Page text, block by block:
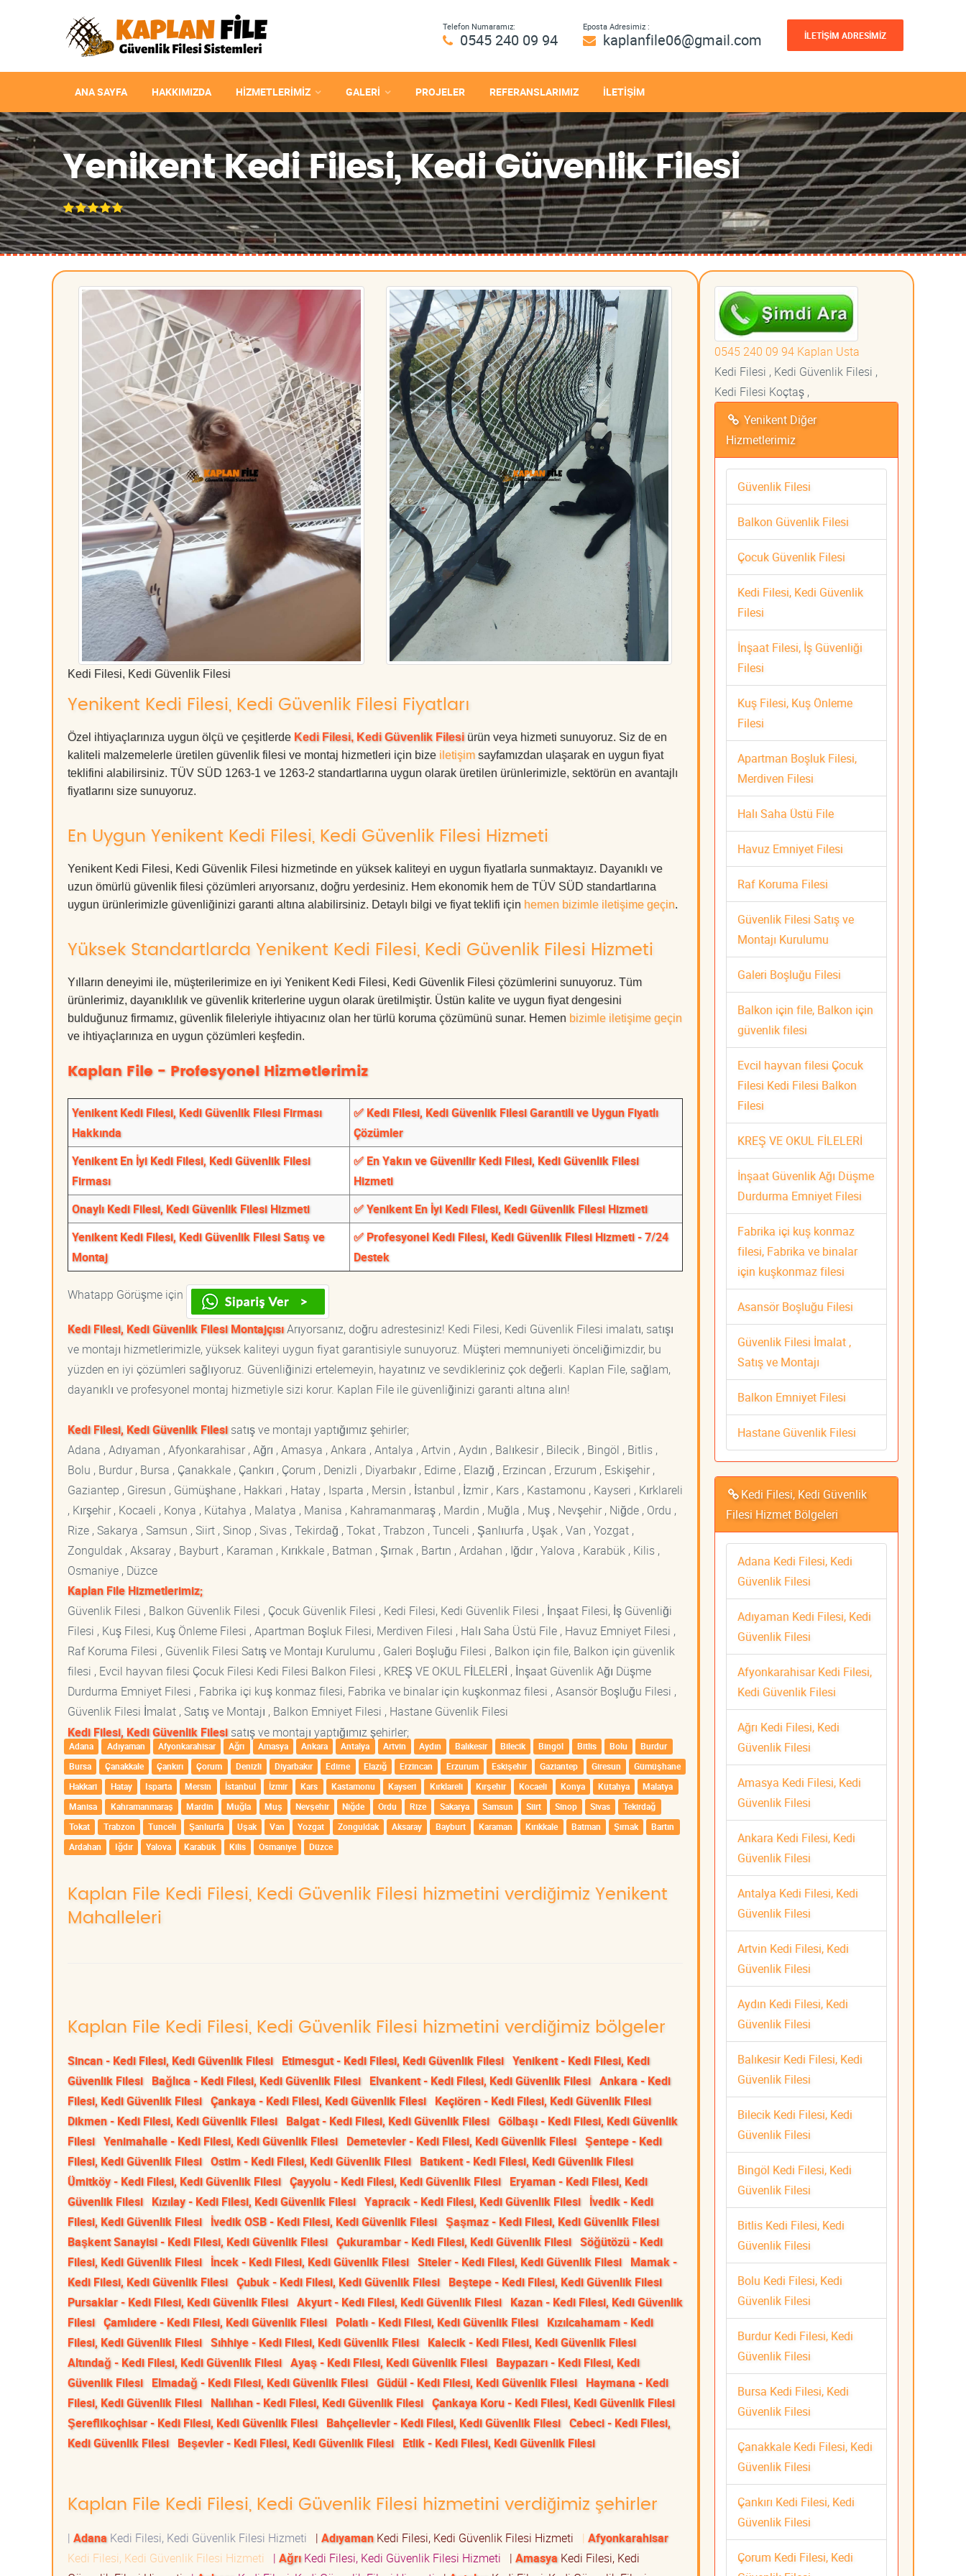
Telefon Numaramız:
0545 240 09 94
Eposta Adresimiz :
kaplanfile06@gmail.com İLETİŞİM ADRESİMİZ
ANA SAYFA HAKKIMIZDA HIZMETLERIMIZ GALERİ PROJELER REFERANSLARIMIZ İLETİŞİM
Yenikent Kedi Filesi, Kedi Güvenlik Filesi
Kedi Filesi, Kedi Güvenlik Filesi
Yenikent Kedi Filesi, Kedi Güvenlik Filesi Fiyatları
Özel ihtiyaçlarınıza uygun ölçü ve çeşitlerde Kedi Filesi, Kedi Güvenlik Filesi ürün veya hizmeti sunuyoruz. Siz de en
kaliteli malzemelerle üretilen güvenlik filesi ve montaj hizmetleri için bize iletişim sayfamızdan ulaşarak en uygun fiyat
teklifini alabilirsiniz. TÜV SÜD 1263-1 ve 1263-2 standartlarına uygun olarak üretilen ürünlerimizle, sektörün en avantajlı
fiyatlarını size sunuyoruz.
En Uygun Yenikent Kedi Filesi, Kedi Güvenlik Filesi Hizmeti
Yenikent Kedi Filesi, Kedi Güvenlik Filesi hizmetinde en yüksek kaliteyi en uygun fiyatlarla sunmaktayız. Dayanıklı ve
uzun ömürlü güvenlik filesi çözümleri arıyorsanız, doğru yerdesiniz. Hem ekonomik hem de TÜV SÜD standartlarına
uygun ürünlerimizle güvenliğinizi garanti altına alabilirsiniz. Detaylı bilgi ve fiyat teklifi için hemen bizimle iletişime geçin.
Yüksek Standartlarda Yenikent Kedi Filesi, Kedi Güvenlik Filesi Hizmeti
Yılların deneyimi ile, müşterilerimize en iyi Yenikent Kedi Filesi, Kedi Güvenlik Filesi çözümlerini sunuyoruz. Tüm
ürünlerimiz, dayanıklılık ve güvenlik kriterlerine uygun olarak üretilmiştir. Üstün kalite ve uygun fiyat dengesini
bulduğunuz firmamız, güvenlik fileleriyle ihtiyacınız olan her türlü koruma çözümünü sunar. Hemen bizimle iletişime geçin
ve ihtiyaçlarınıza en uygun çözümleri keşfedin.
Kaplan File - Profesyonel Hizmetlerimiz
Yenikent Kedi Filesi, Kedi Güvenlik Filesi Firması
Hakkında
✅ Kedi Filesi, Kedi Güvenlik Filesi Garantili ve Uygun Fiyatlı
Çözümler
Yenikent En İyi Kedi Filesi, Kedi Güvenlik Filesi
Firması
✅ En Yakın ve Güvenilir Kedi Filesi, Kedi Güvenlik Filesi
Hizmeti
Onaylı Kedi Filesi, Kedi Güvenlik Filesi Hizmeti
✅ Yenikent En İyi Kedi Filesi, Kedi Güvenlik Filesi Hizmeti
Yenikent Kedi Filesi, Kedi Güvenlik Filesi Satış ve
Montaj
✅ Profesyonel Kedi Filesi, Kedi Güvenlik Filesi Hizmeti - 7/24
Destek
Whatapp Görüşme için
Kedi Filesi, Kedi Güvenlik Filesi MontajçısıArıyorsanız, doğru adrestesiniz! Kedi Filesi, Kedi Güvenlik Filesi imalatı, satışı
ve montajı hizmetlerimizle, yüksek kaliteyi uygun fiyat garantisiyle sunuyoruz. Müşteri memnuniyeti önceliğimizdir, bu
yüzden en iyi çözümleri sağlıyoruz. Güvenliğinizi ertelemeyin, hayatınız ve sevdikleriniz çok değerli. Kaplan File, sağlam,
dayanıklı ve profesyonel montaj hizmetiyle sizi korur. Kaplan File ile güvenliğinizi garanti altına alın!
Kedi Filesi, Kedi Güvenlik Filesisatış ve montajı yaptığımız şehirler;
Adana , Adıyaman , Afyonkarahisar , Ağrı , Amasya , Ankara , Antalya , Artvin , Aydın , Balıkesir , Bilecik , Bingöl , Bitlis ,
Bolu , Burdur , Bursa , Çanakkale , Çankırı , Çorum , Denizli , Diyarbakır , Edirne , Elazığ , Erzincan , Erzurum , Eskişehir ,
Gaziantep , Giresun , Gümüşhane , Hakkari , Hatay , Isparta , Mersin , İstanbul , İzmir , Kars , Kastamonu , Kayseri , Kırklareli
, Kırşehir , Kocaeli , Konya , Kütahya , Malatya , Manisa , Kahramanmaraş , Mardin , Muğla , Muş , Nevşehir , Niğde , Ordu ,
Rize , Sakarya , Samsun , Siirt , Sinop , Sivas , Tekirdağ , Tokat , Trabzon , Tunceli , Şanlıurfa , Uşak , Van , Yozgat ,
Zonguldak , Aksaray , Bayburt , Karaman , Kırıkkale , Batman , Şırnak , Bartın , Ardahan , Iğdır , Yalova , Karabük , Kilis ,
Osmaniye , Düzce
Kaplan File Hizmetlerimiz;
Güvenlik Filesi , Balkon Güvenlik Filesi , Çocuk Güvenlik Filesi , Kedi Filesi, Kedi Güvenlik Filesi , İnşaat Filesi, İş Güvenliği
Filesi , Kuş Filesi, Kuş Önleme Filesi , Apartman Boşluk Filesi, Merdiven Filesi , Halı Saha Üstü File , Havuz Emniyet Filesi ,
Raf Koruma Filesi , Güvenlik Filesi Satış ve Montajı Kurulumu , Galeri Boşluğu Filesi , Balkon için file, Balkon için güvenlik
filesi , Evcil hayvan filesi Çocuk Filesi Kedi Filesi Balkon Filesi , KREŞ VE OKUL FİLELERİ , İnşaat Güvenlik Ağı Düşme
Durdurma Emniyet Filesi , Fabrika içi kuş konmaz filesi, Fabrika ve binalar için kuşkonmaz filesi , Asansör Boşluğu Filesi ,
Güvenlik Filesi İmalat , Satış ve Montajı , Balkon Emniyet Filesi , Hastane Güvenlik Filesi
Kedi Filesi, Kedi Güvenlik Filesisatış ve montajı yaptığımız şehirler;
Adana Adıyaman Afyonkarahisar Ağrı Amasya Ankara Antalya Artvin Aydın Balıkesir Bilecik Bingöl Bitlis Bolu
Burdur
Bursa
Çanakkale Çankırı Çorum Denizli Diyarbakır Edirne Elazığ Erzincan Erzurum Eskişehir Gaziantep Giresun
Gümüşhane
Hakkari
Hatay Isparta Mersin İstanbul İzmir Kars Kastamonu Kayseri Kırklareli Kırşehir Kocaeli Konya Kütahya
Malatya
Manisa
Kahramanmaraş Mardin Muğla Muş Nevşehir Niğde Ordu Rize Sakarya Samsun Siirt Sinop Sivas
Tekirdağ
Tokat
Trabzon Tunceli Şanlıurfa Uşak Van Yozgat Zonguldak Aksaray Bayburt Karaman Kırıkkale Batman Şırnak
Bartın
Ardahan
Iğdır Yalova Karabük Kilis Osmaniye Düzce
Kaplan File Kedi Filesi, Kedi Güvenlik Filesi hizmetini verdiğimiz Yenikent
Mahalleleri
Kaplan File Kedi Filesi, Kedi Güvenlik Filesi hizmetini verdiğimiz bölgeler
Sincan - Kedi Filesi, Kedi Güvenlik Filesi Etimesgut - Kedi Filesi, Kedi Güvenlik Filesi Yenikent - Kedi Filesi, Kedi
Güvenlik Filesi Bağlıca - Kedi Filesi, Kedi Güvenlik Filesi Elvankent - Kedi Filesi, Kedi Güvenlik Filesi Ankara - Kedi
Filesi, Kedi Güvenlik Filesi Çankaya - Kedi Filesi, Kedi Güvenlik Filesi Keçiören - Kedi Filesi, Kedi Güvenlik Filesi
Dikmen - Kedi Filesi, Kedi Güvenlik Filesi Balgat - Kedi Filesi, Kedi Güvenlik Filesi Gölbaşı - Kedi Filesi, Kedi Güvenlik
Filesi Yenimahalle - Kedi Filesi, Kedi Güvenlik Filesi Demetevler - Kedi Filesi, Kedi Güvenlik Filesi Şentepe - Kedi
Filesi, Kedi Güvenlik Filesi Ostim - Kedi Filesi, Kedi Güvenlik Filesi Batıkent - Kedi Filesi, Kedi Güvenlik Filesi
Ümitköy - Kedi Filesi, Kedi Güvenlik Filesi Çayyolu - Kedi Filesi, Kedi Güvenlik Filesi Eryaman - Kedi Filesi, Kedi
Güvenlik Filesi Kızılay - Kedi Filesi, Kedi Güvenlik Filesi Yapracık - Kedi Filesi, Kedi Güvenlik Filesi İvedik - Kedi
Filesi, Kedi Güvenlik Filesi İvedik OSB - Kedi Filesi, Kedi Güvenlik Filesi Şaşmaz - Kedi Filesi, Kedi Güvenlik Filesi
Başkent Sanayisi - Kedi Filesi, Kedi Güvenlik Filesi Çukurambar - Kedi Filesi, Kedi Güvenlik Filesi Söğütözü - Kedi
Filesi, Kedi Güvenlik Filesi İncek - Kedi Filesi, Kedi Güvenlik Filesi Siteler - Kedi Filesi, Kedi Güvenlik Filesi Mamak -
Kedi Filesi, Kedi Güvenlik Filesi Çubuk - Kedi Filesi, Kedi Güvenlik Filesi Beştepe - Kedi Filesi, Kedi Güvenlik Filesi
Pursaklar - Kedi Filesi, Kedi Güvenlik Filesi Akyurt - Kedi Filesi, Kedi Güvenlik Filesi Kazan - Kedi Filesi, Kedi Güvenlik
Filesi Çamlıdere - Kedi Filesi, Kedi Güvenlik Filesi Polatlı - Kedi Filesi, Kedi Güvenlik Filesi Kızılcahamam - Kedi
Filesi, Kedi Güvenlik Filesi Sıhhiye - Kedi Filesi, Kedi Güvenlik Filesi Kalecik - Kedi Filesi, Kedi Güvenlik Filesi
Altındağ - Kedi Filesi, Kedi Güvenlik Filesi Ayaş - Kedi Filesi, Kedi Güvenlik Filesi Baypazarı - Kedi Filesi, Kedi
Güvenlik Filesi Elmadağ - Kedi Filesi, Kedi Güvenlik Filesi Güdül - Kedi Filesi, Kedi Güvenlik Filesi Haymana - Kedi
Filesi, Kedi Güvenlik Filesi Nallıhan - Kedi Filesi, Kedi Güvenlik Filesi Çankaya Koru - Kedi Filesi, Kedi Güvenlik Filesi
Şereflikoçhisar - Kedi Filesi, Kedi Güvenlik Filesi Bahçelievler - Kedi Filesi, Kedi Güvenlik Filesi Cebeci - Kedi Filesi,
Kedi Güvenlik Filesi Beşevler - Kedi Filesi, Kedi Güvenlik Filesi Etlik - Kedi Filesi, Kedi Güvenlik Filesi
Kaplan File Kedi Filesi, Kedi Güvenlik Filesi hizmetini verdiğimiz şehirler
| Adana Kedi Filesi, Kedi Güvenlik Filesi Hizmeti | AdıyamanKedi Filesi, Kedi Güvenlik Filesi Hizmeti | Afyonkarahisar
Kedi Filesi, Kedi Güvenlik Filesi Hizmeti
| AğrıKedi Filesi, Kedi Güvenlik Filesi Hizmeti | Amasya Kedi Filesi, Kedi
0545 240 09 94 Kaplan Usta
Kedi Filesi , Kedi Güvenlik Filesi ,
Kedi Filesi Koçtaş ,
Yenikent Diğer
Hizmetlerimiz
Güvenlik Filesi
Balkon Güvenlik Filesi
Çocuk Güvenlik Filesi
Kedi Filesi, Kedi Güvenlik
Filesi
İnşaat Filesi, İş Güvenliği
Filesi
Kuş Filesi, Kuş Önleme
Filesi
Apartman Boşluk Filesi,
Merdiven Filesi
Halı Saha Üstü File
Havuz Emniyet Filesi
Raf Koruma Filesi
Güvenlik Filesi Satış ve
Montajı Kurulumu
Galeri Boşluğu Filesi
Balkon için file, Balkon için
güvenlik filesi
Evcil hayvan filesi Çocuk
Filesi Kedi Filesi Balkon
Filesi
KREŞ VE OKUL FİLELERİ
İnşaat Güvenlik Ağı Düşme
Durdurma Emniyet Filesi
Fabrika içi kuş konmaz
filesi, Fabrika ve binalar
için kuşkonmaz filesi
Asansör Boşluğu Filesi
Güvenlik Filesi İmalat ,
Satış ve Montajı
Balkon Emniyet Filesi
Hastane Güvenlik Filesi
Kedi Filesi, Kedi Güvenlik
Filesi Hizmet Bölgeleri
Adana Kedi Filesi, Kedi
Güvenlik Filesi
Adıyaman Kedi Filesi, Kedi
Güvenlik Filesi
Afyonkarahisar Kedi Filesi,
Kedi Güvenlik Filesi
Ağrı Kedi Filesi, Kedi
Güvenlik Filesi
Amasya Kedi Filesi, Kedi
Güvenlik Filesi
Ankara Kedi Filesi, Kedi
Güvenlik Filesi
Antalya Kedi Filesi, Kedi
Güvenlik Filesi
Artvin Kedi Filesi, Kedi
Güvenlik Filesi
Aydın Kedi Filesi, Kedi
Güvenlik Filesi
Balıkesir Kedi Filesi, Kedi
Güvenlik Filesi
Bilecik Kedi Filesi, Kedi
Güvenlik Filesi
Bingöl Kedi Filesi, Kedi
Güvenlik Filesi
Bitlis Kedi Filesi, Kedi
Güvenlik Filesi
Bolu Kedi Filesi, Kedi
Güvenlik Filesi
Burdur Kedi Filesi, Kedi
Güvenlik Filesi
Bursa Kedi Filesi, Kedi
Güvenlik Filesi
Çanakkale Kedi Filesi, Kedi
Güvenlik Filesi
Çankırı Kedi Filesi, Kedi
Güvenlik Filesi
Çorum Kedi Filesi, Kedi